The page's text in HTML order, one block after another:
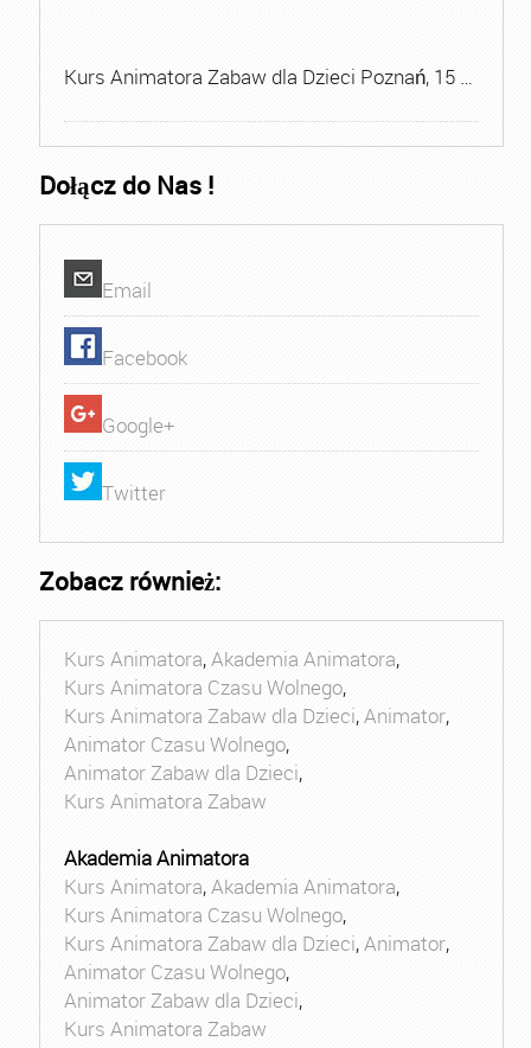
Kurs Animatora Zabaw dla Dzieci Poznań, 15 …
Dołącz do Nas !
Email
Facebook
Google+
Twitter
Zobacz również:
Kurs Animatora,Akademia Animatora,
Kurs Animatora Czasu Wolnego,
Kurs Animatora Zabaw dla Dzieci,Animator,
Animator Czasu Wolnego,
Animator Zabaw dla Dzieci,
Kurs Animatora Zabaw
Akademia Animatora
Kurs Animatora,Akademia Animatora,
Kurs Animatora Czasu Wolnego,
Kurs Animatora Zabaw dla Dzieci,Animator,
Animator Czasu Wolnego,
Animator Zabaw dla Dzieci,
Kurs Animatora Zabaw